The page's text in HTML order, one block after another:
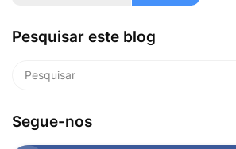
Pesquisar este blog
Segue-nos